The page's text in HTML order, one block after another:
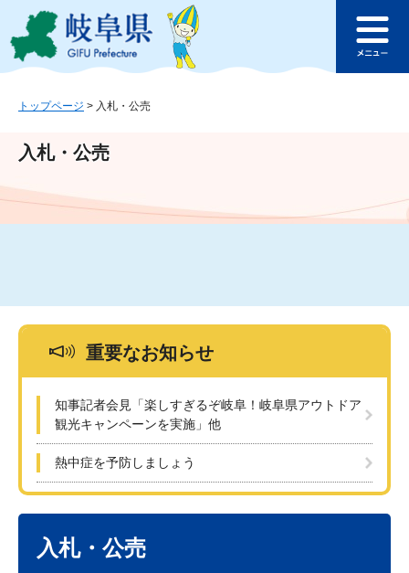
ジ
ュ
文
このページの本文へ
ュ
トップページ > 入札・公売
入札・公売
重要なお知らせ
知事記者会見「楽しすぎるぞ岐阜！岐阜県アウトドア
観光キャンペーンを実施」他
熱中症を予防しましょう
入札・公売